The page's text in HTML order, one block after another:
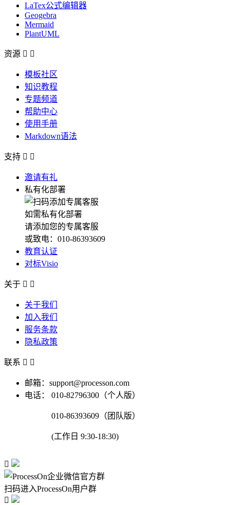
LaTex公式编辑器
Geogebra
Mermaid
PlantUML
资源  
模板社区
知识教程
专题频道
帮助中心
使用手册
Markdown语法
支持  
邀请有礼
私有化部署
如需私有化部署
请添加您的专属客服
或致电：010-86393609
教育认证
对标Visio
关于  
关于我们
加入我们
服务条款
隐私政策
联系  
邮箱：support@processon.com
电话：
010-82796300（个人版）
010-86393609（团队版）
(工作日 9:30-18:30)

扫码进入ProcessOn用户群
